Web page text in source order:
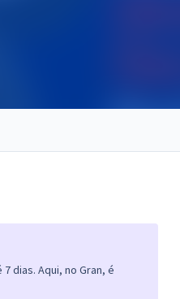
dias. Aqui, no Gran, é